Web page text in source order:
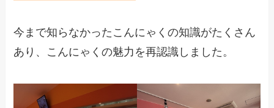
今まで知らなかったこんにゃくの知識がたくさん
あり、こんにゃくの魅力を再認識しました。